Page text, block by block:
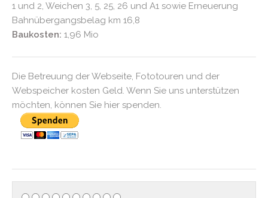
1 und 2, Weichen 3, 5, 25, 26 und A1 sowie Erneuerung
Bahnübergangsbelag km 16,8
Baukosten: 1,96 Mio
Die Betreuung der Webseite, Fototouren und der
Webspeicher kosten Geld. Wenn Sie uns unterstützen
möchten, können Sie hier spenden.